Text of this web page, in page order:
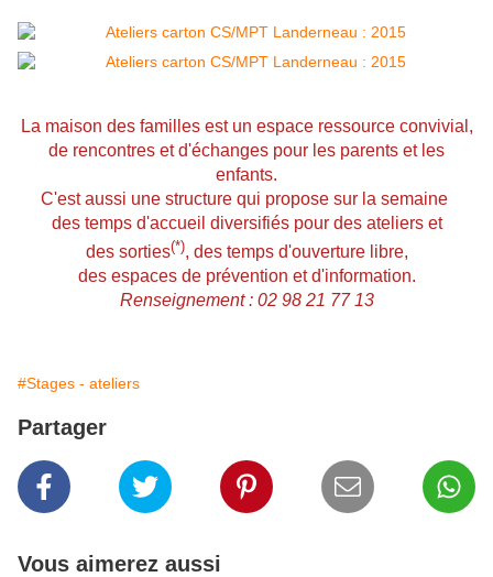
La maison des famillesest un espace ressource convivial,
de rencontres et d'échanges pour les parents et les
enfants.
C'est aussi une structure qui propose sur la semaine
des temps d'accueil diversifiés pour des ateliers et
des sorties(*), des temps d'ouverture libre,
des espaces de prévention et d'information.
Renseignement : 02 98 21 77 13
#Stages - ateliers
Partager
Vous aimerez aussi